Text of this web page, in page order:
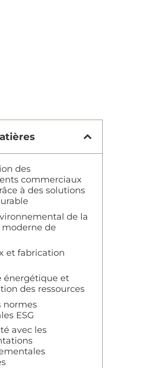
des
commerciaux
à des solutions
de la
de
et fabrication
énergétique et
des ressources
normes
ESG
avec les